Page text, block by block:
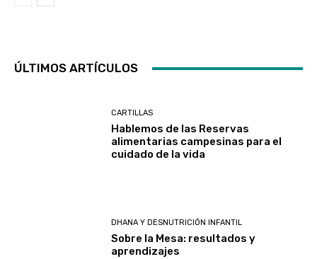
ÚLTIMOS ARTÍCULOS
CARTILLAS
Hablemos de las Reservas
alimentarias campesinas para el
cuidado de la vida
DHANA Y DESNUTRICIÓN INFANTIL
Sobre la Mesa: resultados y
aprendizajes